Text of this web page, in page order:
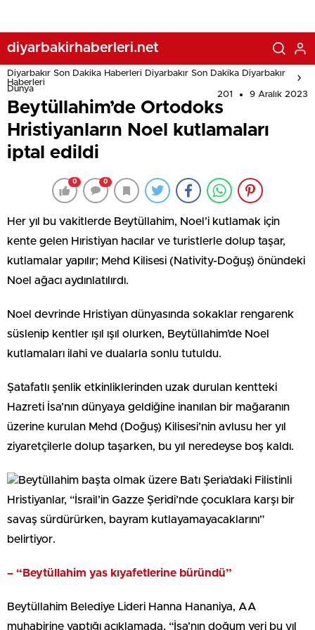
diyarbakirhaberleri.net
Diyarbakır Son Dakika Haberleri Diyarbakır Son Dakika Diyarbakır
Haberleri
Dünya
201 9 Aralık 2023
Beytüllahim’de Ortodoks
Hristiyanların Noel kutlamaları
iptal edildi
0 0
Her yıl bu vakitlerde Beytüllahim, Noel’i kutlamak için
kente gelen Hıristiyan hacılar ve turistlerle dolup taşar,
kutlamalar yapılır; Mehd Kilisesi (Nativity-Doğuş) önündeki
Noel ağacı aydınlatılırdı.
Noel devrinde Hristiyan dünyasında sokaklar rengarenk
süslenip kentler ışıl ışıl olurken, Beytüllahim’de Noel
kutlamaları ilahi ve dualarla sonlu tutuldu.
Şatafatlı şenlik etkinliklerinden uzak durulan kentteki
Hazreti İsa’nın dünyaya geldiğine inanılan bir mağaranın
üzerine kurulan Mehd (Doğuş) Kilisesi’nin avlusu her yıl
ziyaretçilerle dolup taşarken, bu yıl neredeyse boş kaldı.
Beytüllahim başta olmak üzere Batı Şeria’daki Filistinli
Hristiyanlar, “İsrail’in Gazze Şeridi’nde çocuklara karşı bir
savaş sürdürürken, bayram kutlayamayacaklarını”
belirtiyor.
– “Beytüllahim yas kıyafetlerine büründü”
Beytüllahim Belediye Lideri Hanna Hananiya, AA
muhabirine yaptığı açıklamada, “İsa’nın doğum yeri bu yıl